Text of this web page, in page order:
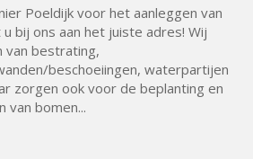
Poeldijk voor het aanleggen van
bij ons aan het juiste adres! Wij
van bestrating,
beschoeiingen, waterpartijen
zorgen ook voor de beplanting en
van bomen...